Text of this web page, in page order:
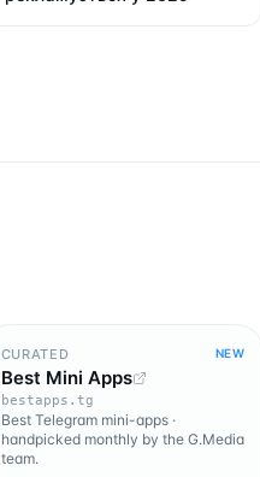
CURATED NEW
Best Mini Apps
bestapps.tg
Best Telegram mini-apps ·
handpicked monthly by the G.Media
team.